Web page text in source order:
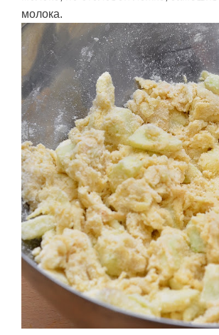
молока.